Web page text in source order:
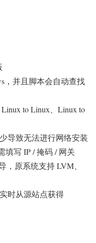
，并且脚本会自动查找
to Linux、Linux to
导致无法进行网络安装
填写 IP / 掩码 / 网关
，原系统支持 LVM、
时从源站点获得